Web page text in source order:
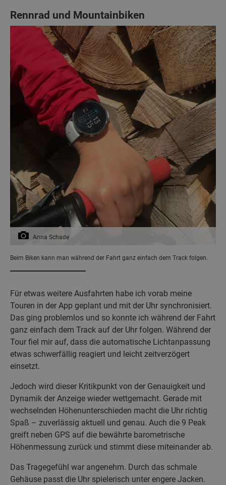
Rennrad und Mountainbiken
Anna Schade
Beim Biken kann man während der Fahrt ganz einfach dem Track folgen.
Für etwas weitere Ausfahrten habe ich vorab meine
Touren in der App geplant und mit der Uhr synchronisiert.
Das ging problemlos und so konnte ich während der Fahrt
ganz einfach dem Track auf der Uhr folgen. Während der
Tour fiel mir auf, dass die automatische Lichtanpassung
etwas schwerfällig reagiert und leicht zeitverzögert
einsetzt.
Jedoch wird dieser Kritikpunkt von der Genauigkeit und
Dynamik der Anzeige wieder wettgemacht. Gerade mit
wechselnden Höhenunterschieden macht die Uhr richtig
Spaß – zuverlässig aktuell und genau. Auch die 9 Peak
greift neben GPS auf die bewährte barometrische
Höhenmessung zurück und stimmt diese miteinander ab.
Das Tragegefühl war angenehm. Durch das schmale
Gehäuse passt die Uhr spielerisch unter engere Jacken.